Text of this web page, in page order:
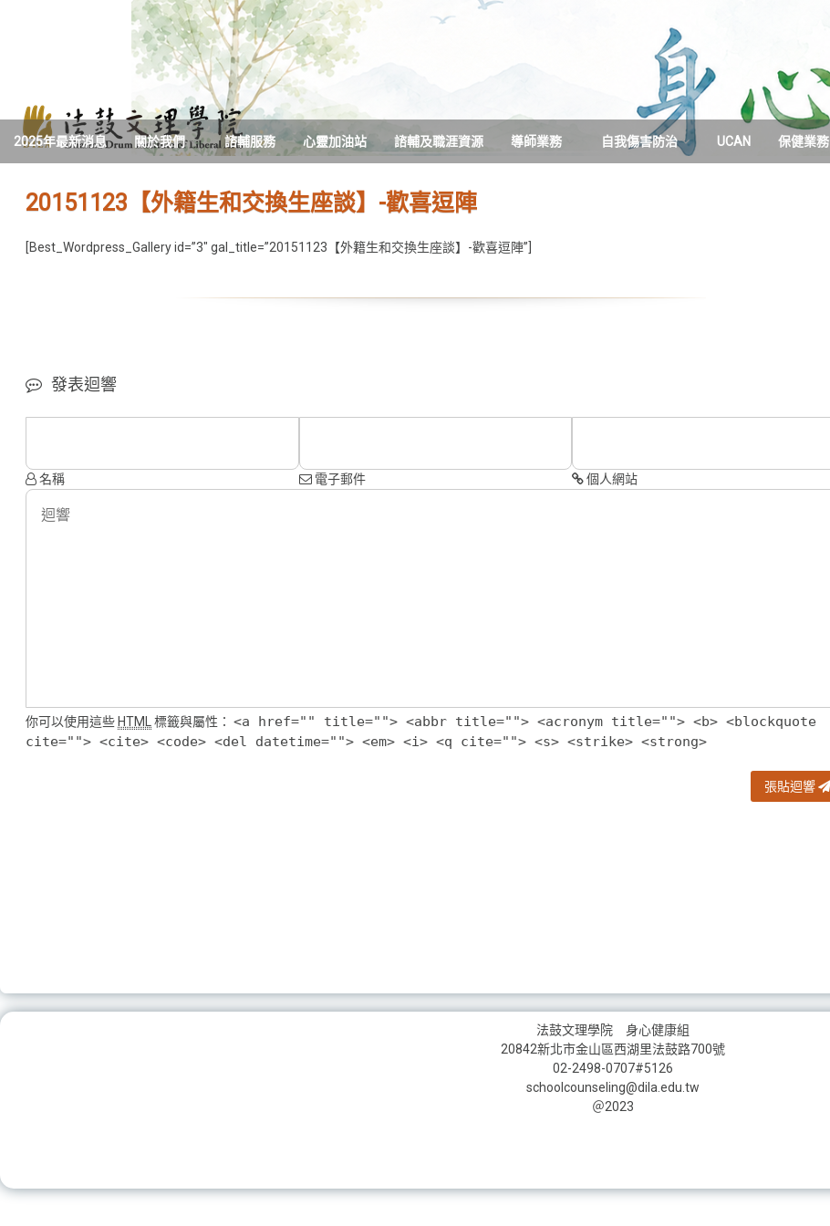
2025年最新消息 關於我們 諮輔服務 心靈加油站 諮輔及職涯資源 導師業務 自我傷害防治 UCAN 保健業務
20151123【外籍生和交換生座談】-歡喜逗陣
[Best_Wordpress_Gallery id=”3″ gal_title=”20151123【外籍生和交換生座談】-歡喜逗陣”]
發表迴響
名稱 電子郵件 個人網站
你可以使用這些 HTML 標籤與屬性：<a href="" title=""> <abbr title=""> <acronym title=""> <b> <blockquote
cite=""> <cite> <code> <del datetime=""> <em> <i> <q cite=""> <s> <strike> <strong>
張貼迴響
法鼓文理學院 身心健康組
20842新北市金山區西湖里法鼓路700號
02-2498-0707#5126
schoolcounseling@dila.edu.tw
＠2023